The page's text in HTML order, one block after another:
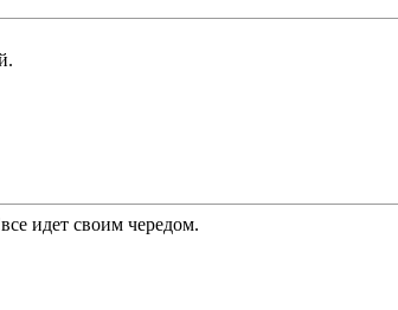
идет своим чередом.